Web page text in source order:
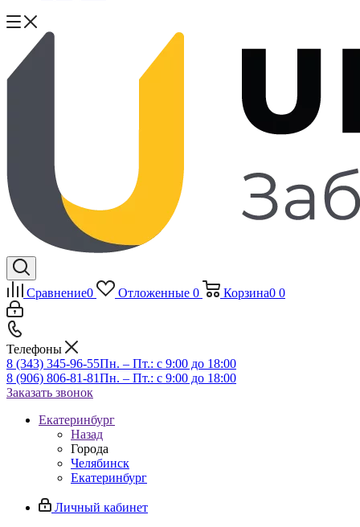
Сравнение0 Отложенные 0 Корзина0 0
Телефоны
8 (343) 345-96-55Пн. – Пт.: с 9:00 до 18:00
8 (906) 806-81-81Пн. – Пт.: с 9:00 до 18:00
Заказать звонок
Екатеринбург
Назад
Города
Челябинск
Екатеринбург
Личный кабинет